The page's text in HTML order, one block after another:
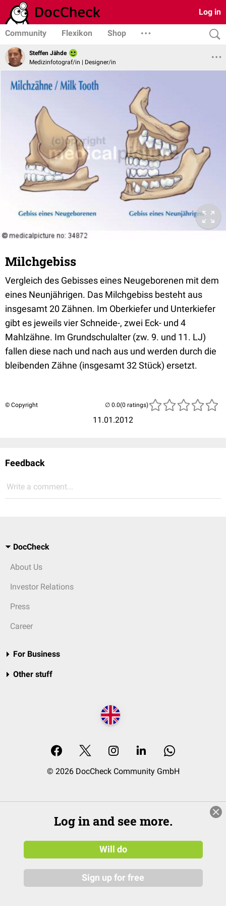
Log in
Community Flexikon Shop
Steffen Jähde
Medizinfotograf/in | Designer/in
Milchgebiss
Vergleich des Gebisses eines Neugeborenen mit dem
eines Neunjährigen. Das Milchgebiss besteht aus
insgesamt 20 Zähnen. Im Oberkiefer und Unterkiefer
gibt es jeweils vier Schneide-, zwei Eck- und 4
Mahlzähne. Im Grundschulalter (zw. 9. und 11. LJ)
fallen diese nach und nach aus und werden durch die
bleibenden Zähne (insgesamt 32 Stück) ersetzt.
© Copyright
11.01.2012
(0 ratings)
Feedback
Write a comment...
DocCheck
About Us
Investor Relations
Press
Career
For Business
Other stuff
© 2026 DocCheck Community GmbH
Log in and see more.
Will do
Sign up for free